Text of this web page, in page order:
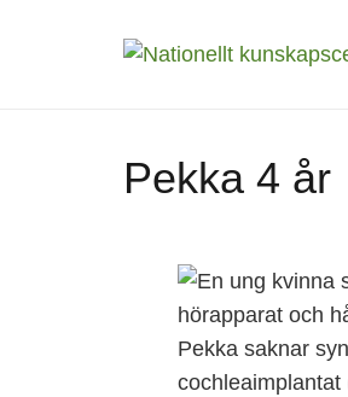
Pekka 4 år
Pekka saknar